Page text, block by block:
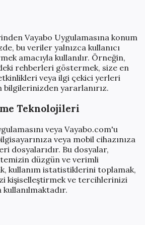
Vayabo Uygulamasına konum
bu veriler yalnızca kullanıcı
amacıyla kullanılır. Örneğin,
rehberleri göstermek, size en
veya ilgi çekici yerleri
yararlanırız.
Teknolojileri
veya Vayabo.com'u
veya mobil cihazınıza
dosyalarıdır. Bu dosyalar,
düzgün ve verimli
kullanım istatistiklerini toplamak,
kişiselleştirmek ve tercihlerinizi
kullanılmaktadır.